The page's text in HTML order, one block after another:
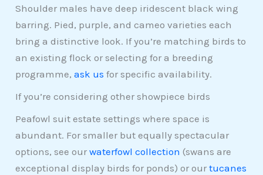
Shoulder males have deep iridescent black wing
barring. Pied, purple, and cameo varieties each
bring a distinctive look. If you’re matching birds to
an existing flock or selecting for a breeding
programme,ask us for specific availability.
If you’re considering other showpiece birds
Peafowl suit estate settings where space is
abundant. For smaller but equally spectacular
options, see ourwaterfowl collection (swans are
exceptional display birds for ponds) or ourtucanes